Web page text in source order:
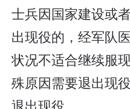
士兵因国家建设或
出现役的，经军队
状况不适合继续服
殊原因需要退出现
退出现役。